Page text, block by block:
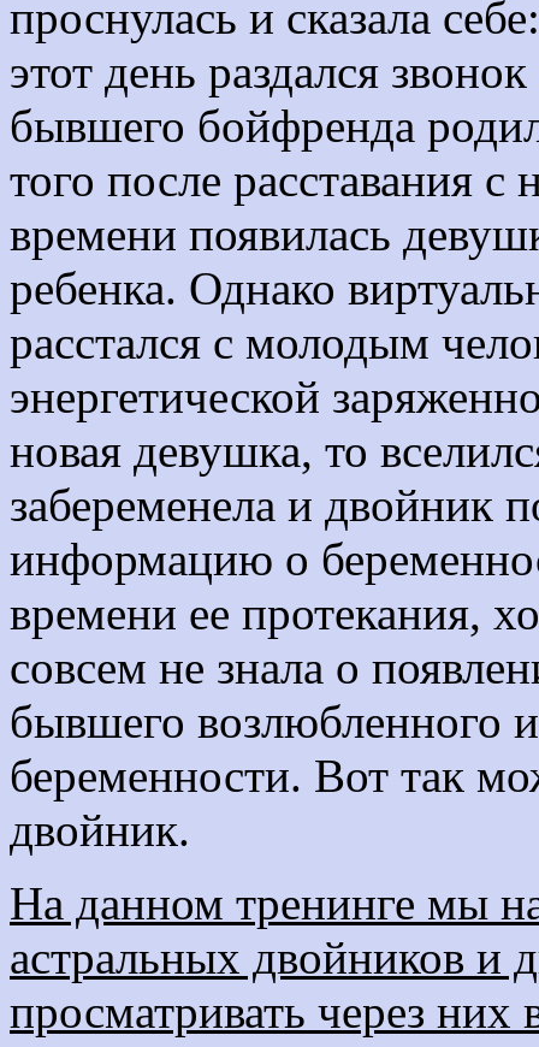
проснулась и сказала
этот день раздался
бывшего бойфренда
того после расставания
времени появилась
ребенка. Однако
расстался с молодым
энергетической
новая девушка, то
забеременела и двойник
информацию о
времени ее протекания,
совсем не знала о
бывшего возлюбленного
беременности. Вот так
двойник.
На данном тренинге мы
астральных двойников и
просматривать через них